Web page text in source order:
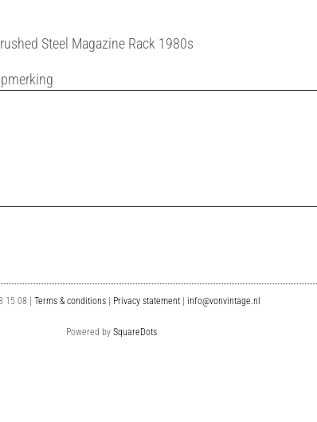
Steel Magazine Rack 1980s
15 08 | Terms & conditions | Privacy statement | info@vonvintage.nl
Powered by SquareDots